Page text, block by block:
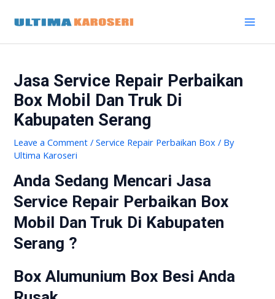
content
Jasa Service Repair Perbaikan
Box Mobil Dan Truk Di
Kabupaten Serang
Leave a Comment /Service Repair Perbaikan Box / By
Ultima Karoseri
Anda Sedang Mencari Jasa
Service Repair Perbaikan Box
Mobil Dan Truk Di Kabupaten
Serang ?
Box Alumunium Box Besi Anda
navigation